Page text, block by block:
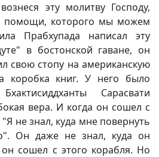
эту молитву Господу,
помощи, которого мы можем
Прабхупада написал эту
в бостонской гаване, он
свою стопу на американскую
коробка книг. У него было
Сарасвати
вера. И когда он сошел с
не знал, куда мне повернуть
Он даже не знал, куда он
он сошел с этого корабля. Но